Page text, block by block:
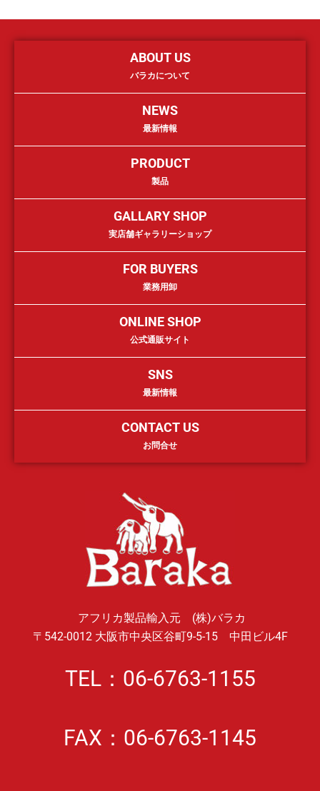
ABOUT US
バラカについて
NEWS
最新情報
PRODUCT
製品
GALLARY SHOP
実店舗ギャラリーショップ
FOR BUYERS
業務用卸
ONLINE SHOP
公式通販サイト
SNS
最新情報
CONTACT US
お問合せ
アフリカ製品輸入元 (株)バラカ
〒542-0012 大阪市中央区谷町9-5-15 中田ビル4F
TEL：06-6763-1155
FAX：06-6763-1145